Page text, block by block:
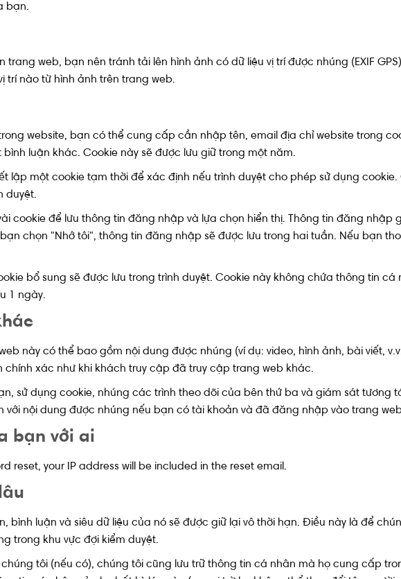
bạn.
trang web, bạn nên tránh tải lên hình ảnh có dữ liệu vị trí được nhúng (EXIF
trí nào từ hình ảnh trên trang web.
website, bạn có thể cung cấp cần nhập tên, email địa chỉ website trong
luận khác. Cookie này sẽ được lưu giữ trong một năm.
lập một cookie tạm thời để xác định nếu trình duyệt cho phép sử dụng
duyệt.
cookie để lưu thông tin đăng nhập và lựa chọn hiển thị. Thông tin đăng nhập
chọn "Nhớ tôi", thông tin đăng nhập sẽ được lưu trong hai tuần. Nếu bạn
bổ sung sẽ được lưu trong trình duyệt. Cookie này không chứa thông tin
1 ngày.
này có thể bao gồm nội dung được nhúng (ví dụ: video, hình ảnh, bài viết,
xác như khi khách truy cập đã truy cập trang web khác.
sử dụng cookie, nhúng các trình theo dõi của bên thứ ba và giám sát tương
nội dung được nhúng nếu bạn có tài khoản và đã đăng nhập vào trang
bạn với ai
reset, your IP address will be included in the reset email.
bình luận và siêu dữ liệu của nó sẽ được giữ lại vô thời hạn. Điều này là để
trong khu vực đợi kiểm duyệt.
tôi (nếu có), chúng tôi cũng lưu trữ thông tin cá nhân mà họ cung cấp